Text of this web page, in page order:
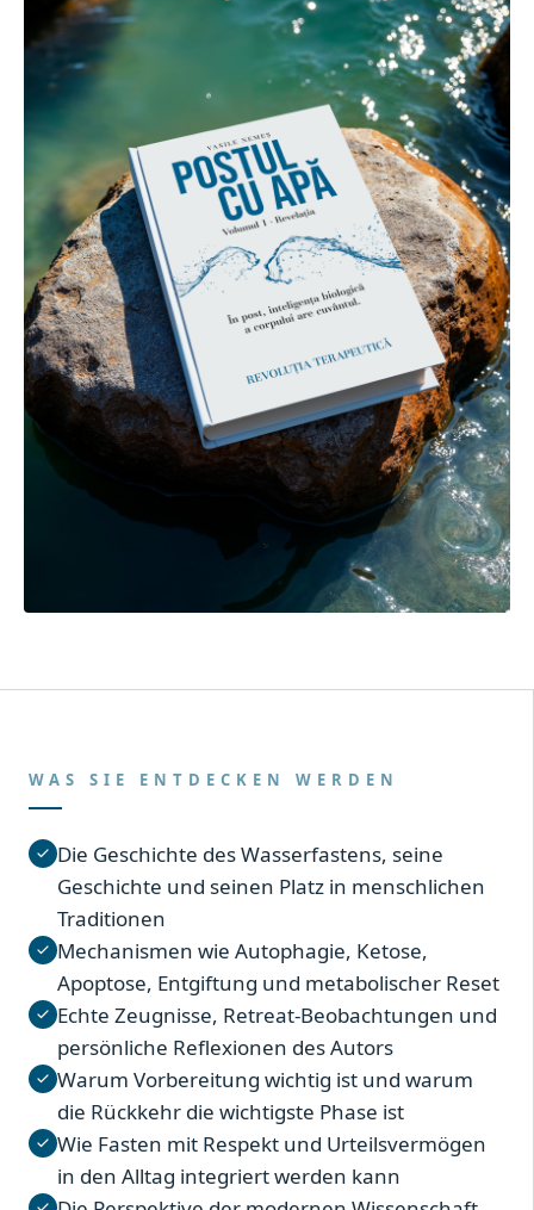
WAS SIE ENTDECKEN WERDEN
Die Geschichte des Wasserfastens, seine
Geschichte und seinen Platz in menschlichen
Traditionen
Mechanismen wie Autophagie, Ketose,
Apoptose, Entgiftung und metabolischer Reset
Echte Zeugnisse, Retreat-Beobachtungen und
persönliche Reflexionen des Autors
Warum Vorbereitung wichtig ist und warum
die Rückkehr die wichtigste Phase ist
Wie Fasten mit Respekt und Urteilsvermögen
in den Alltag integriert werden kann